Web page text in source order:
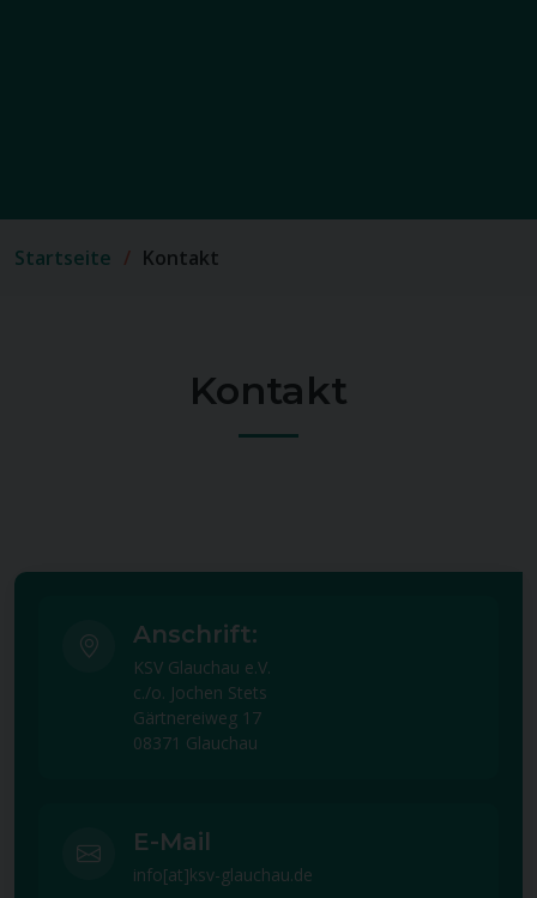
Startseite Kontakt
Kontakt
Anschrift:
KSV Glauchau e.V.
c./o. Jochen Stets
Gärtnereiweg 17
08371 Glauchau
E-Mail
info[at]ksv-glauchau.de